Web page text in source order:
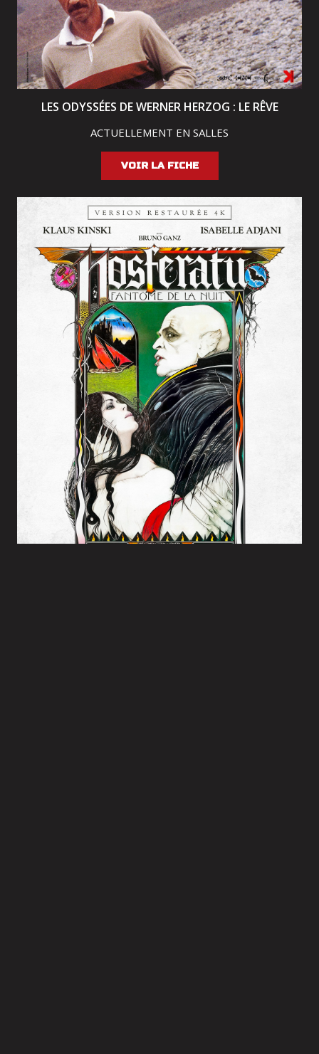
LES ODYSSÉES DE WERNER HERZOG : LE RÊVE
ACTUELLEMENT EN SALLES
VOIR LA FICHE